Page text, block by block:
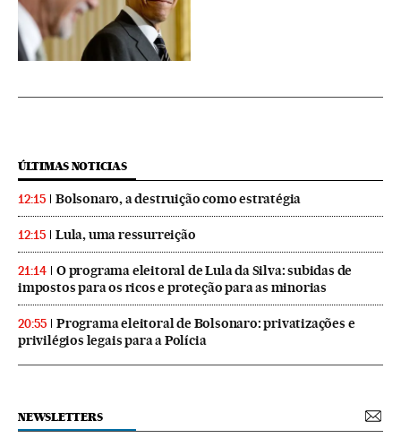
ÚLTIMAS NOTICIAS
12:15 Bolsonaro, a destruição como estratégia
12:15 Lula, uma ressurreição
21:14
O programa eleitoral de Lula da Silva: subidas de
impostos para os ricos e proteção para as minorias
20:55
Programa eleitoral de Bolsonaro: privatizações e
privilégios legais para a Polícia
NEWSLETTERS